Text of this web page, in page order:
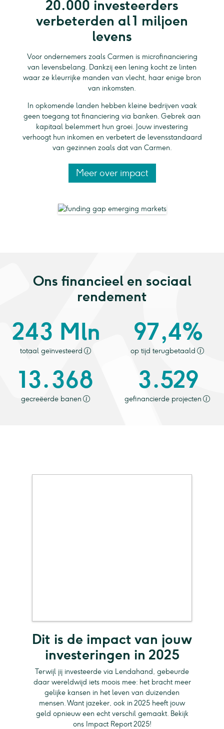
20.000 investeerders
verbeterden al 1 miljoen
levens
Voor ondernemers zoals Carmen is microfinanciering
van levensbelang. Dankzij een lening kocht ze linten
waar ze kleurrijke manden van vlecht, haar enige bron
van inkomsten.
In opkomende landen hebben kleine bedrijven vaak
geen toegang tot financiering via banken. Gebrek aan
kapitaal belemmert hun groei. Jouw investering
verhoogt hun inkomen en verbetert de levensstandaard
van gezinnen zoals dat van Carmen.
Meer over impact
Ons financieel en sociaal
rendement
243 Mln
totaal geïnvesteerd
97,4%
op tijd terugbetaald
13.368
gecreëerde banen
3.529
gefinancierde projecten
Dit is de impact van jouw
investeringen in 2025
Terwijl jij investeerde via Lendahand, gebeurde
daar wereldwijd iets moois mee: het bracht meer
gelijke kansen in het leven van duizenden
mensen. Want jazeker, ook in 2025 heeft jouw
geld opnieuw een echt verschil gemaakt. Bekijk
ons Impact Report 2025!